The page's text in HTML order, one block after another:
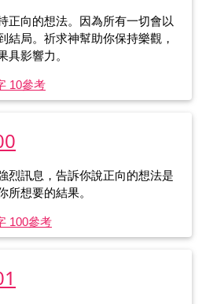
正向的想法。因為所有一切會以
結局。祈求神幫助你保持樂觀，
具影響力。
10參考
烈訊息，告訴你說正向的想法是
所想要的結果。
100參考